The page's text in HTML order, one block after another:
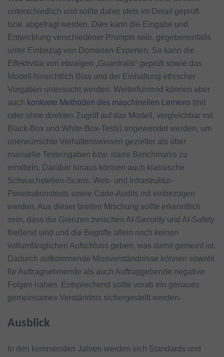
unterschiedlich und sollte daher stets im Detail geprüft
bzw. abgefragt werden. Dies kann die Eingabe und
Entwicklung verschiedener Prompts sein, gegebenenfalls
unter Einbezug von Domänen-Experten. So kann die
Effektivität von etwaigen „Guardrails“ geprüft sowie das
Modell hinsichtlich Bias und der Einhaltung ethischer
Vorgaben untersucht werden. Weiterführend können aber
auch konkrete Methoden des maschinellen Lernens (mit
oder ohne direkten Zugriff auf das Modell, vergleichbar mit
Black-Box und White-Box-Tests) angewendet werden, um
unerwünschte Verhaltensweisen gezielter als über
manuelle Texteingaben bzw. starre Benchmarks zu
ermitteln. Darüber hinaus können auch klassische
Schwachstellen-Scans, Web- und Infrastruktur-
Penetrationstests sowie Code-Audits mit einbezogen
werden. Aus dieser breiten Mischung sollte erkenntlich
sein, dass die Grenzen zwischen AI-Security und AI-Safety
fließend sind und die Begriffe allein noch keinen
vollumfänglichen Aufschluss geben, was damit gemeint ist.
Dadurch aufkommende Missverständnisse können sowohl
für Auftragnehmende als auch Auftraggebende negative
Folgen haben. Entsprechend sollte vorab ein genaues
gemeinsames Verständnis sichergestellt werden.
Ausblick
In den kommenden Jahren werden sich Standards und